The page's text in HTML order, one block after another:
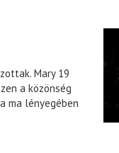
Mary 19
a közönség
ma lényegében